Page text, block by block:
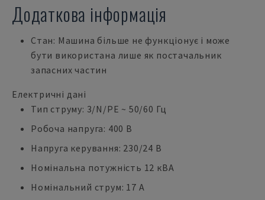
Додаткова інформація
Стан: Машина більше не функціонує і може
бути використана лише як постачальник
запасних частин
Електричні дані
Тип струму: 3/N/PE ~ 50/60 Гц
Робоча напруга: 400 В
Напруга керування: 230/24 В
Номінальна потужність 12 кВА
Номінальний струм: 17 А